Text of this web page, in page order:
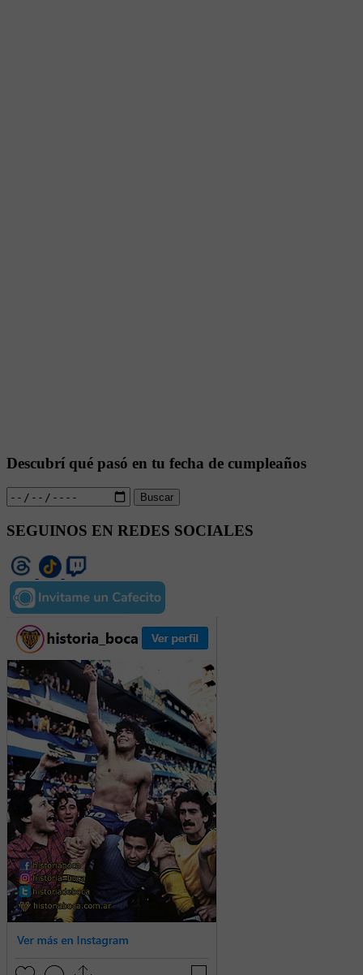
Descubrí qué pasó en tu fecha de cumpleaños
Buscar
SEGUINOS EN REDES SOCIALES